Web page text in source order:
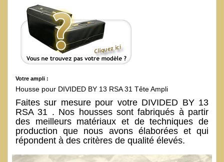
Votre ampli :
Housse pour DIVIDED BY 13 RSA 31 Tête Ampli
Faites sur mesure pour votre DIVIDED BY 13
RSA 31 . Nos housses sont fabriqués à partir
des meilleurs matériaux et de techniques de
production que nous avons élaborées et qui
répondent à des critères de qualité élevés.